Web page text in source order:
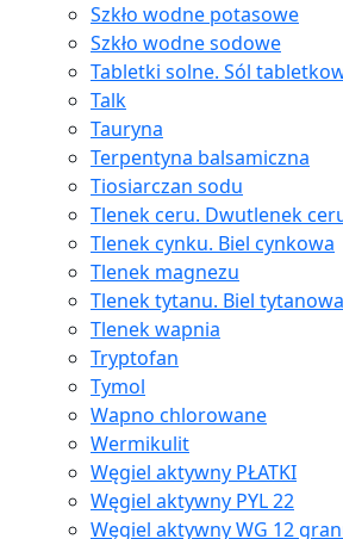
Szkło wodne potasowe
Szkło wodne sodowe
Tabletki solne. Sól
Talk
Tauryna
Terpentyna balsamiczna
Tiosiarczan sodu
Tlenek ceru. Dwutlenek
Tlenek cynku. Biel cynkowa
Tlenek magnezu
Tlenek tytanu. Biel tytanowa
Tlenek wapnia
Tryptofan
Tymol
Wapno chlorowane
Wermikulit
Węgiel aktywny PŁATKI
Węgiel aktywny PYL 22
Węgiel aktywny WG 12